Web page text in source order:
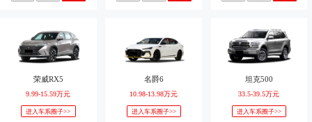
荣威RX5
9.99-15.59万元
进入车系圈子>>
名爵6
10.98-13.98万元
进入车系圈子>>
坦克500
33.5-39.5万元
进入车系圈子>>